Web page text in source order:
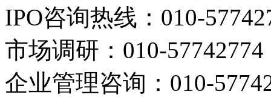
IPO咨询热线： 010-
市场调研： 010-57742774
企业管理咨询： 010-